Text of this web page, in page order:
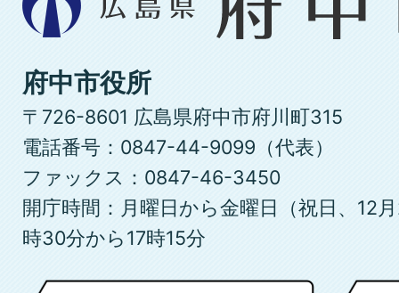
島
県
府
中
市
府中市役所
〒726-8601 広島県府中市府川町315
電話番号：0847-44-9099（代表）
ファックス：0847-46-3450
開庁時間：月曜日から金曜日（祝日、12
時30分から17時15分